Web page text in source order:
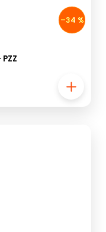
–34 %